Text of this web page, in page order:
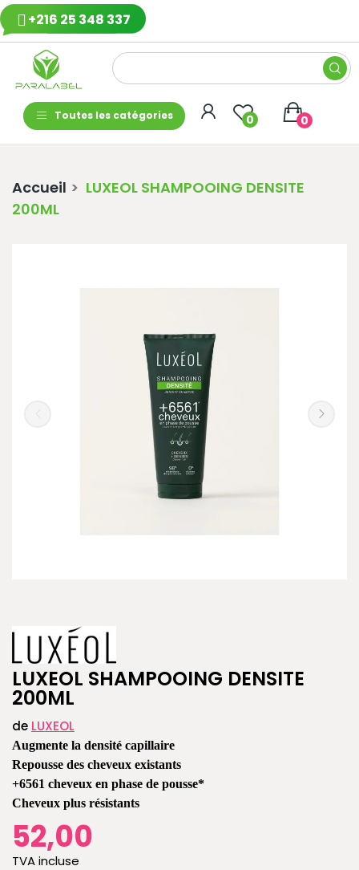
+216 25 348 337
Toutes les catégories 0 0
Accueil
LUXEOL SHAMPOOING DENSITE
200ML
LUXEOL SHAMPOOING DENSITE
200ML
de LUXEOL
Augmente la densité capillaire
Repousse des cheveux existants
+6561 cheveux en phase de pousse*
Cheveux plus résistants
52,00
TVA incluse